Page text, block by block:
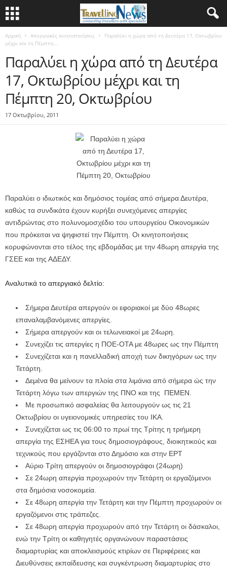
Αρχική Απεργιακές κινητοποιήσεις
Παραλύει η χώρα από τη Δευτέρα 17, Οκτωβρίου
μέχρι και τη Πέμπτη...
Παραλύει η χώρα από τη Δευτέρα
17, Οκτωβρίου μέχρι και τη
Πέμπτη 20, Οκτωβρίου
17 Οκτωβρίου, 2011
Παραλύει ο ιδιωτικός και δημόσιος τομέας από σήμερα Δευτέρα,
καθώς τα συνδικάτα έχουν κυρήξει συνεχόμενες απεργίες
αντιδρώντας στο πολυνομοσχέδιο του υπουργείου Οικονομικών
που πρόκειται να ψηφιστεί την Πέμπτη. Οι κινητοποιήσεις
κορυφώνονται στο τέλος της εβδομάδας με την 48ωρη απεργία της
ΓΣΕΕ και της ΑΔΕΔΥ.
Αναλυτικά το απεργιακό δελτίο:
Σήμερα Δευτέρα απεργούν οι εφοριακοί με δύο 48ωρες
επαναλαμβανόμενες απεργίες.
Σήμερα απεργούν και οι τελωνειακοί με 24ωρη.
Συνεχίζει τις απεργίες η ΠΟΕ-ΟΤΑ με 48ωρες ως την Πέμπτη
Συνεχίζεται και η πανελλαδική αποχή των δικηγόρων ως την
Τετάρτη.
Δεμένα θα μείνουν τα πλοία στα λιμάνια από σήμερα ώς την
Τετάρτη λόγω των απεργιών της ΠΝΟ και της ΠΕΜΕΝ.
Με προσωπικό ασφαλείας θα λειτουργούν ως τις 21
Οκτωβρίου οι υγειονομικές υπηρεσίες του ΙΚΑ.
Συνεχίζεται ως τις 06:00 το πρωί της Τρίτης η τριήμερη
απεργία της ΕΣΗΕΑ για τους δημοσιογράφους, διοικητικούς και
τεχνικούς που εργάζονται στο Δημόσιο και στην ΕΡΤ
Αύριο Τρίτη απεργούν οι δημοσιογράφοι (24ωρη)
Σε 24ωρη απεργία προχωρούν την Τετάρτη οι εργαζόμενοι
στα δημόσια νοσοκομεία.
Σε 48ωρη απεργία την Τετάρτη και την Πέμπτη προχωρούν οι
εργαζόμενοι στις τράπεζες.
Σε 48ωρη απεργία προχωρούν από την Τετάρτη οι δάσκαλοι,
ενώ την Τρίτη οι καθηγητές οργανώνουν παραστάσεις
διαμαρτυρίας και αποκλεισμούς κτιρίων σε Περιφέρειες και
Διευθύνσεις εκπαίδευσης και συγκέντρωση διαμαρτυρίας στο